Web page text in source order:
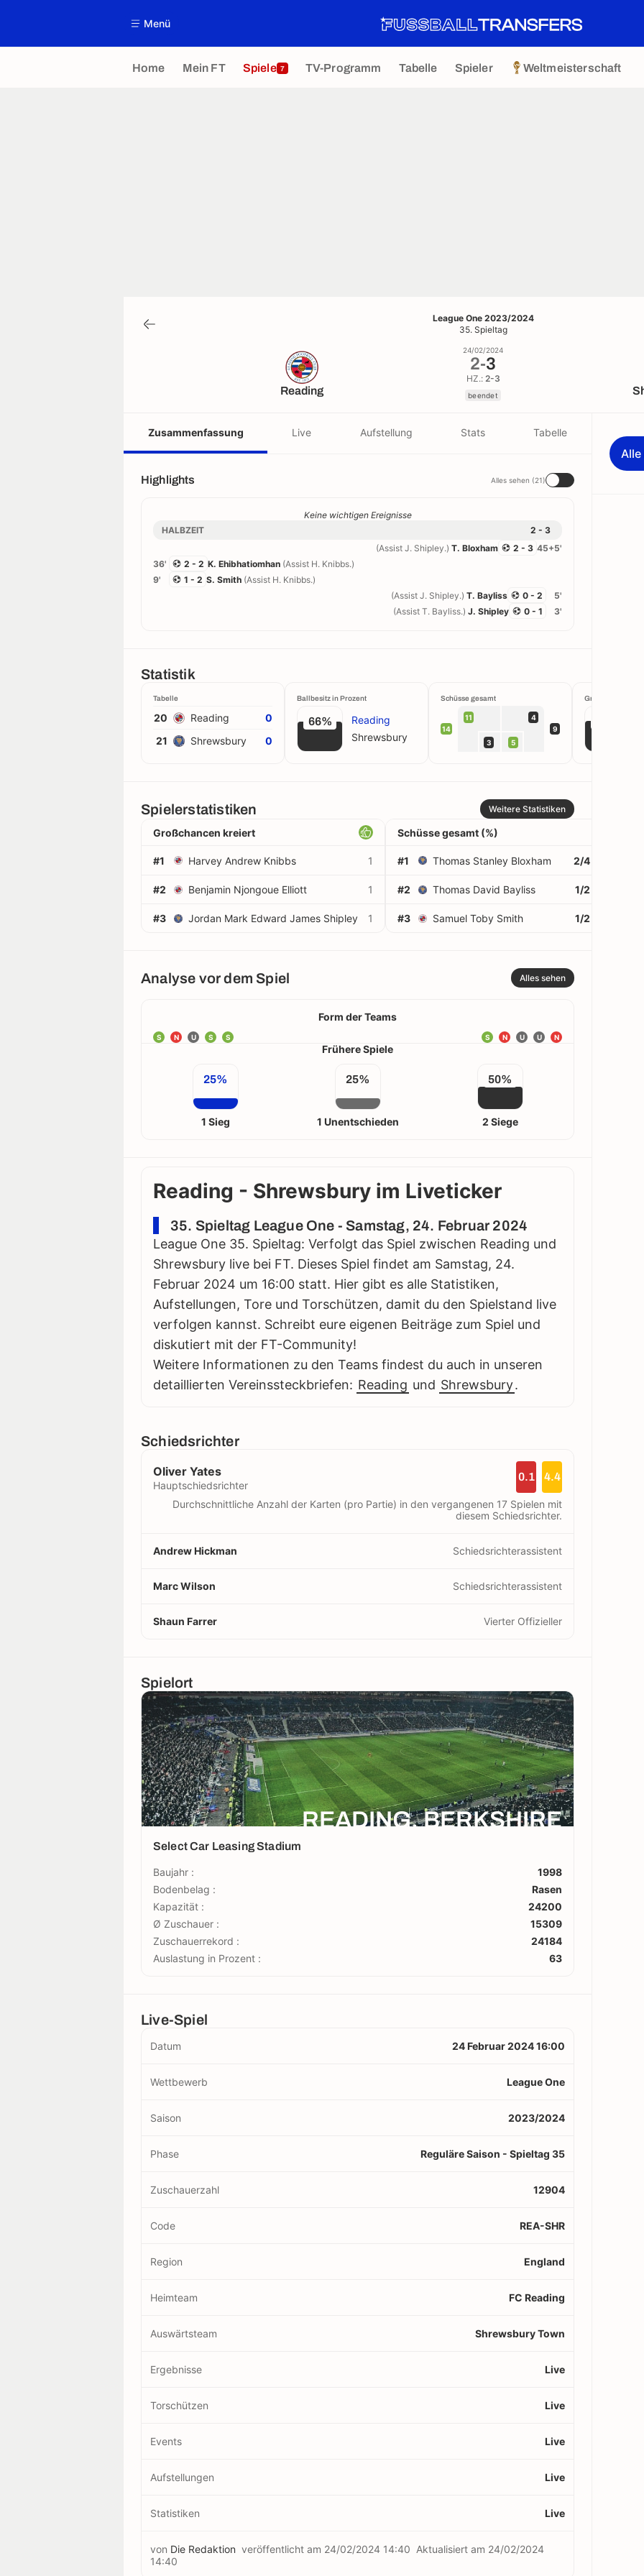
Menü
Home Mein FT Spiele 7 TV-Programm Tabelle Spieler Weltmeisterschaft
League One 2023/2024
35. Spieltag
Reading
24/02/2024
2-3
HZ.: 2-3
beendet
Zusammenfassung Live Aufstellung Stats Tabelle
Highlights Alles sehen (21)
Keine wichtigen Ereignisse
HALBZEIT
2 - 3
45+5'
2 - 3
(Assist J. Shipley.) T. Bloxham
36'
2 - 2 K. Ehibhatiomhan (Assist H. Knibbs.)
9'
1 - 2 S. Smith (Assist H. Knibbs.)
5'
0 - 2
(Assist J. Shipley.) T. Bayliss
3'
0 - 1
(Assist T. Bayliss.) J. Shipley
Statistik
Tabelle
20 Reading
0
21
Shrewsbury 0
Ballbesitz in Prozent
66%
Reading
Shrewsbury
Schüsse gesamt
14
11 4
3 5
9
Großchancen
Spielerstatistiken Weitere Statistiken
Großchancen kreiert
#1 Harvey Andrew Knibbs 1
#2 Benjamin Njongoue Elliott 1
#3 Jordan Mark Edward James Shipley 1
Schüsse gesamt (%)
#1 Thomas Stanley Bloxham 2/4
#2 Thomas David Bayliss 1/2
#3 Samuel Toby Smith 1/2
Analyse vor dem Spiel Alles sehen
Form der Teams
S N U S S N
U
U
N
S
Frühere Spiele
25%
1 Sieg
25%
1 Unentschieden
50%
2 Siege
Reading - Shrewsbury im Liveticker
35. Spieltag League One - Samstag, 24. Februar 2024
League One 35. Spieltag: Verfolgt das Spiel zwischen Reading und
Shrewsbury live bei FT. Dieses Spiel findet am Samstag, 24.
Februar 2024 um 16:00 statt. Hier gibt es alle Statistiken,
Aufstellungen, Tore und Torschützen, damit du den Spielstand live
verfolgen kannst. Schreibt eure eigenen Beiträge zum Spiel und
diskutiert mit der FT-Community!
Weitere Informationen zu den Teams findest du auch in unseren
detaillierten Vereinssteckbriefen: Reading und Shrewsbury.
Schiedsrichter
Oliver Yates
Hauptschiedsrichter
0.1 4.4
Durchschnittliche Anzahl der Karten (pro Partie) in den vergangenen 17 Spielen mit
diesem Schiedsrichter.
Andrew Hickman Schiedsrichterassistent
Marc Wilson Schiedsrichterassistent
Shaun Farrer Vierter Offizieller
Spielort
READING, BERKSHIRE
Select Car Leasing Stadium
Baujahr :
1998
Bodenbelag :
Rasen
Kapazität :
24200
Ø Zuschauer :
15309
Zuschauerrekord :
24184
Auslastung in Prozent :
63
Live-Spiel
Datum 24 Februar 2024 16:00
Wettbewerb League One
Saison 2023/2024
Phase Reguläre Saison - Spieltag 35
Zuschauerzahl 12904
Code REA-SHR
Region England
Heimteam FC Reading
Auswärtsteam Shrewsbury Town
Ergebnisse Live
Torschützen Live
Events Live
Aufstellungen Live
Statistiken Live
von Die Redaktion veröffentlicht am 24/02/2024 14:40 Aktualisiert am 24/02/2024
14:40
Alle